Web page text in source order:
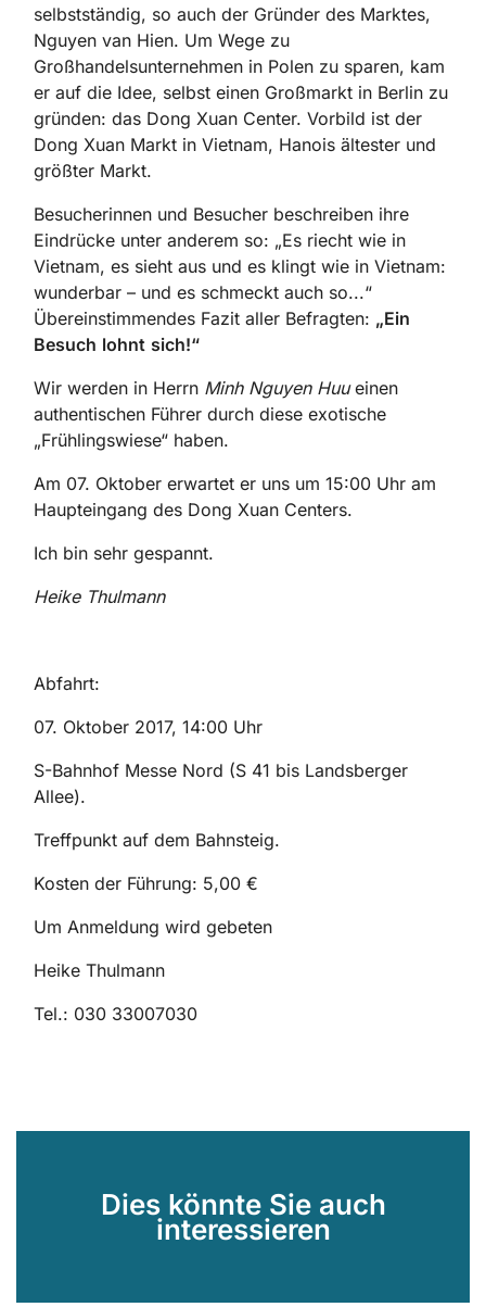
selbstständig, so auch der Gründer des Marktes,
Nguyen van Hien. Um Wege zu
Großhandelsunternehmen in Polen zu sparen, kam
er auf die Idee, selbst einen Großmarkt in Berlin zu
gründen: das Dong Xuan Center. Vorbild ist der
Dong Xuan Markt in Vietnam, Hanois ältester und
größter Markt.
Besucherinnen und Besucher beschreiben ihre
Eindrücke unter anderem so: „Es riecht wie in
Vietnam, es sieht aus und es klingt wie in Vietnam:
wunderbar – und es schmeckt auch so...“
Übereinstimmendes Fazit aller Befragten: „Ein
Besuch lohnt sich!“
Wir werden in Herrn Minh Nguyen Huueinen
authentischen Führer durch diese exotische
„Frühlingswiese“ haben.
Am 07. Oktober erwartet er uns um 15:00 Uhr am
Haupteingang des Dong Xuan Centers.
Ich bin sehr gespannt.
Heike Thulmann
Abfahrt:
07. Oktober 2017, 14:00 Uhr
S-Bahnhof Messe Nord (S 41 bis Landsberger
Allee).
Treffpunkt auf dem Bahnsteig.
Kosten der Führung: 5,00 €
Um Anmeldung wird gebeten
Heike Thulmann
Tel.: 030 33007030
Dies könnte Sie auch
interessieren